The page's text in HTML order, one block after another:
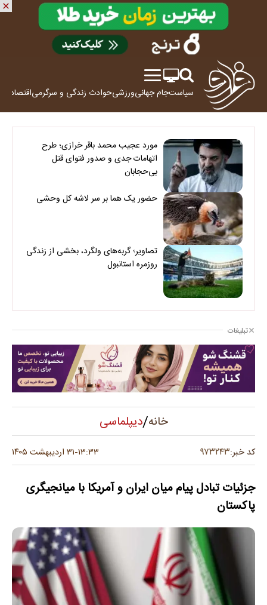
سیاستجام جهانیورزشیحوادث زندگی و سرگرمیاقتصاد
مورد عجیب محمد باقر خرازی؛ طرح
اتهامات جدی و صدور فتوای قتل
بی‌حجابان
حضور یک هما بر سر لاشه‌ کل وحشی
تصاویر؛ گربه‌های ولگرد، بخشی از زندگی
روزمره استانبول
تبلیغات
خانه/دیپلماسی
کد خبر:۹۷۳۲۴۳ ۱۳:۳۳-۳۱ اردیبهشت ۱۴۰۵
جزئیات تبادل پیام میان ایران و آمریکا با میانجیگری
پاکستان